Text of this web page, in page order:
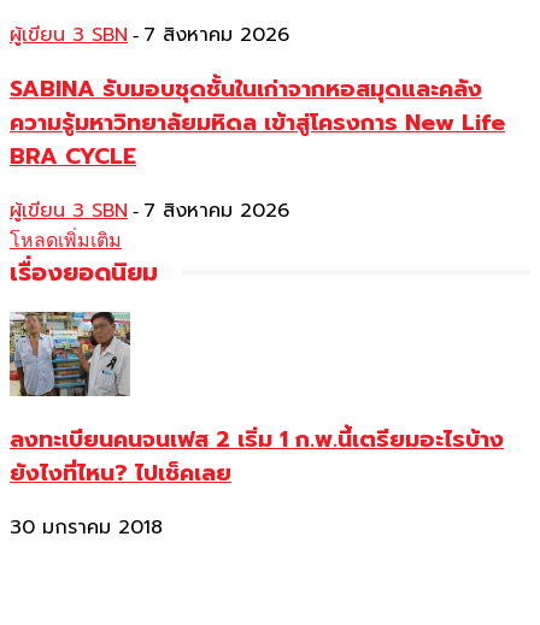
ผู้เขียน 3 SBN - 7 สิงหาคม 2026
SABINA รับมอบชุดชั้นในเก่าจากหอสมุดและคลัง
ความรู้มหาวิทยาลัยมหิดล เข้าสู่โครงการ New Life
BRA CYCLE
ผู้เขียน 3 SBN - 7 สิงหาคม 2026
โหลดเพิ่มเติม
เรื่องยอดนิยม
ลงทะเบียนคนจนเฟส 2 เริ่ม 1 ก.พ.นี้เตรียมอะไรบ้าง
ยังไงที่ไหน? ไปเช็คเลย
30 มกราคม 2018